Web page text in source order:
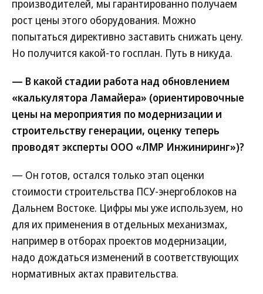
производителей, мы гарантированно получаем
рост цены этого оборудования. Можно
попытаться директивно заставить снижать цену.
Но получится какой-то госплан. Путь в никуда.
— В какой стадии работа над обновлением
«калькулятора Ламайера» (ориентировочные
цены на мероприятия по модернизации и
строительству генерации, оценку теперь
проводят эксперты ООО «ЛМР Инжиниринг»)?
— Он готов, остался только этап оценки
стоимости строительства ПСУ-энергоблоков на
Дальнем Востоке. Цифры мы уже используем, но
для их применения в отдельных механизмах,
например в отборах проектов модернизации,
надо дождаться изменений в соответствующих
нормативных актах правительства.